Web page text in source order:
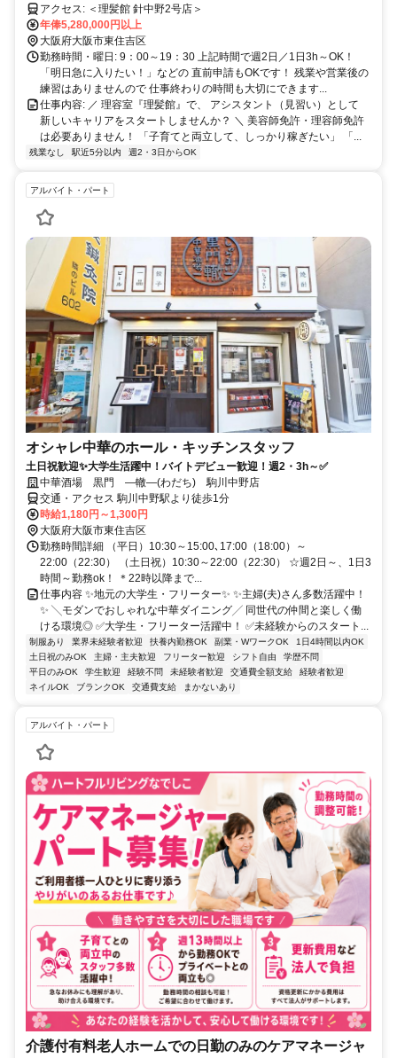
アクセス: ＜理髪館 針中野2号店＞
年俸5,280,000円以上
大阪府大阪市東住吉区
勤務時間・曜日: 9：00～19：30 上記時間で週2日／1日3h～OK！
「明日急に入りたい！」などの 直前申請もOKです！ 残業や営業後の
練習はありませんので 仕事終わりの時間も大切にできます...
仕事内容: ／ 理容室『理髪館』で、 アシスタント（見習い）として
新しいキャリアをスタートしませんか？ ＼ 美容師免許・理容師免許
は必要ありません！ 「子育てと両立して、しっかり稼ぎたい」 「...
残業なし 駅近5分以内 週2・3日からOK
アルバイト・パート
オシャレ中華のホール・キッチンスタッフ
土日祝歓迎✨大学生活躍中！バイトデビュー歓迎！週2・3h～✅
中華酒場 黒門 ―轍―(わだち) 駒川中野店
交通・アクセス 駒川中野駅より徒歩1分
時給1,180円～1,300円
大阪府大阪市東住吉区
勤務時間詳細 （平日）10:30～15:00､17:00（18:00）～
22:00（22:30） （土日祝）10:30～22:00（22:30） ☆週2日～、1日3
時間～勤務ok！ ＊22時以降まで...
仕事内容 ✨地元の大学生・フリーター✨ ✨主婦(夫)さん多数活躍中！
✨ ╲モダンでおしゃれな中華ダイニング╱ 同世代の仲間と楽しく働
ける環境◎ ✅大学生・フリーター活躍中！ ✅未経験からのスタート...
制服あり 業界未経験者歓迎 扶養内勤務OK 副業・WワークOK
1日4時間以内OK
土日祝のみOK
主婦・主夫歓迎 フリーター歓迎 シフト自由
学歴不問
平日のみOK
学生歓迎 経験不問 未経験者歓迎 交通費全額支給
経験者歓迎
ネイルOK
ブランクOK 交通費支給 まかないあり
アルバイト・パート
介護付有料老人ホームでの日勤のみのケアマネージャ